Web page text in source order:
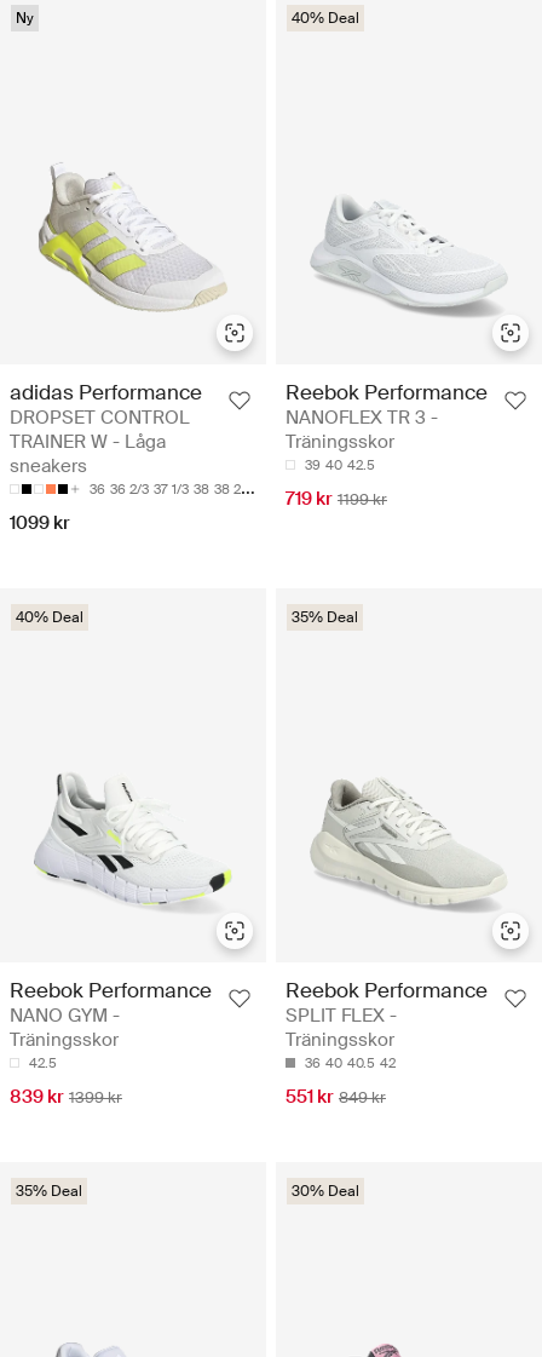
Ny
adidas Performance
DROPSET CONTROL
TRAINER W - Låga
sneakers
36 36 2/3 37 1/3 38 38 2/3
1099 kr
40% Deal
Reebok Performance
NANOFLEX TR 3 -
Träningsskor
39 40 42.5
719 kr 1199 kr
40% Deal
Reebok Performance
NANO GYM -
Träningsskor
42.5
839 kr 1399 kr
35% Deal
Reebok Performance
SPLIT FLEX -
Träningsskor
36 40 40.5 42
551 kr 849 kr
35% Deal 30% Deal